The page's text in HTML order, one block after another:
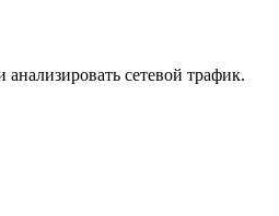
сетевой трафик.